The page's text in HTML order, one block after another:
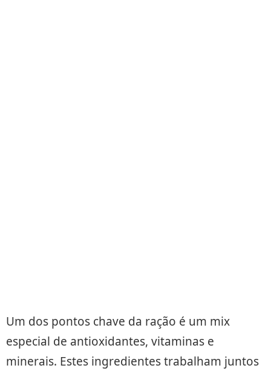
Um dos pontos chave da ração é um mix
especial de antioxidantes, vitaminas e
minerais. Estes ingredientes trabalham juntos